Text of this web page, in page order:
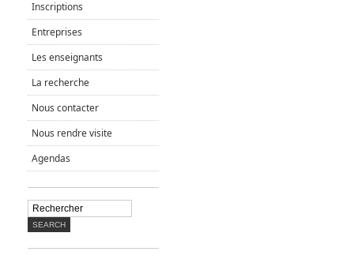
Inscriptions
Entreprises
Les enseignants
La recherche
Nous contacter
Nous rendre visite
Agendas